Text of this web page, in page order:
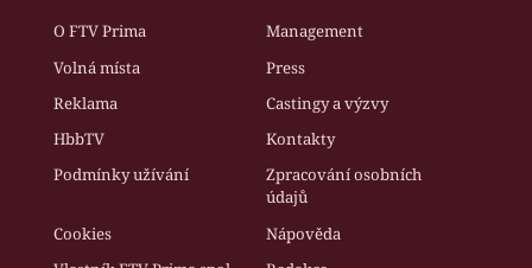
O FTV Prima
Management
Volná místa
Press
Reklama
Castingy a výzvy
HbbTV
Kontakty
Podmínky užívání
Zpracování osobních
údajů
Cookies
Nápověda